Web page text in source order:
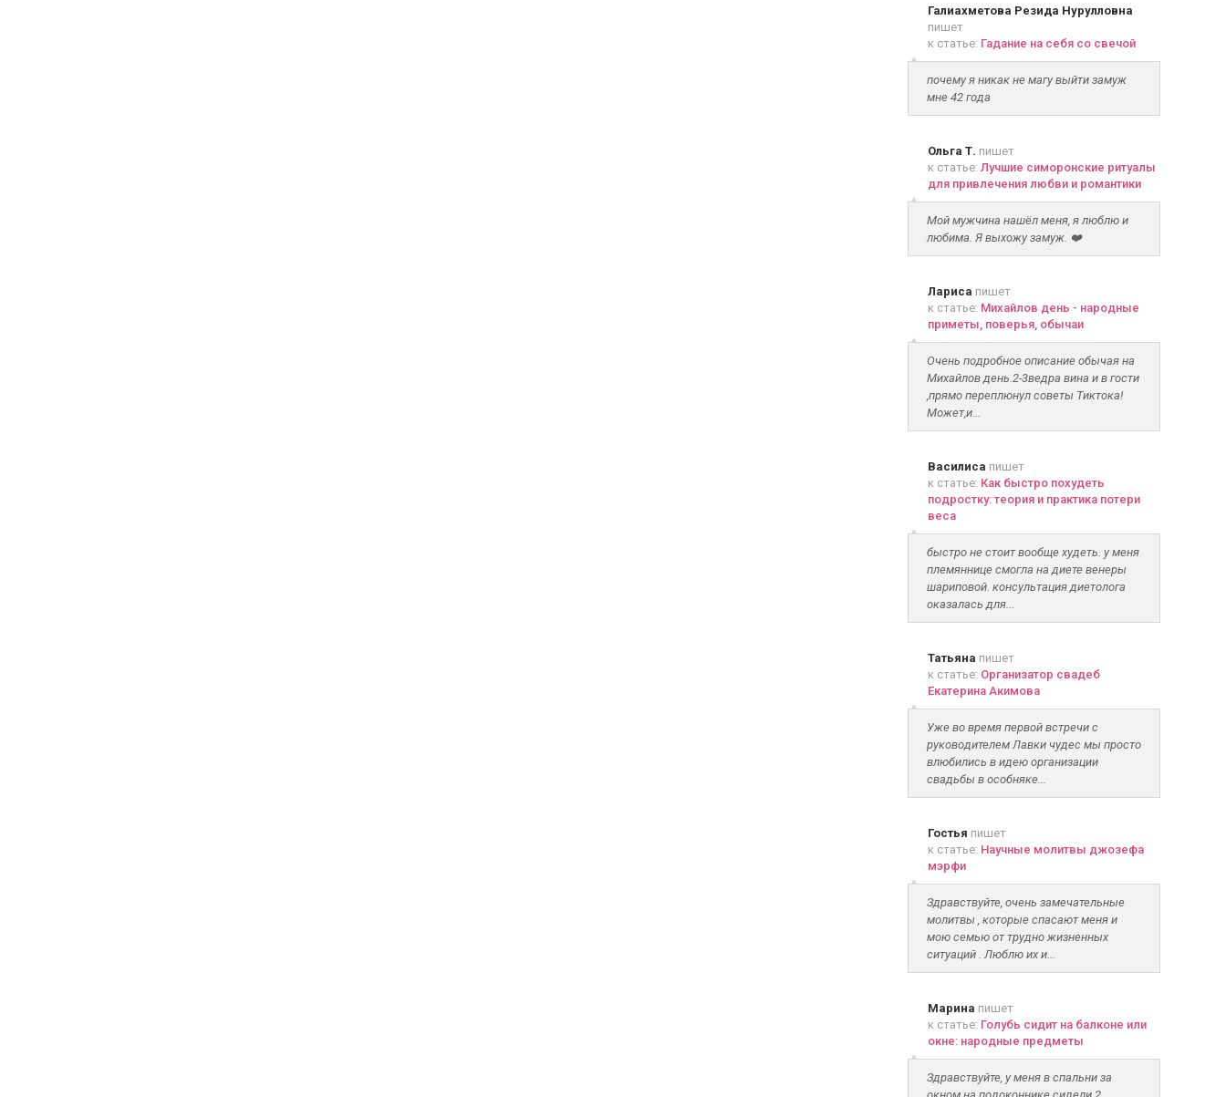
Галиахметова Резида Нурулловна
пишет
к статье: Гадание на себя со свечой
почему я никак не магу выйти замуж
мне 42 года
Ольга Т. пишет
к статье: Лучшие симоронские ритуалы
для привлечения любви и романтики
Мой мужчина нашёл меня, я люблю и
любима. Я выхожу замуж. ❤️
Лариса пишет
к статье: Михайлов день - народные
приметы, поверья, обычаи
Очень подробное описание обычая на
Михайлов день.2-3ведра вина и в гости
,прямо переплюнул советы Тиктока!
Может,и...
Василиса пишет
к статье: Как быстро похудеть
подростку: теория и практика потери
веса
быстро не стоит вообще худеть. у меня
племяннице смогла на диете венеры
шариповой. консультация диетолога
оказалась для...
Татьяна пишет
к статье: Организатор свадеб
Екатерина Акимова
Уже во время первой встречи с
руководителем Лавки чудес мы просто
влюбились в идею организации
свадьбы в особняке...
Гостья пишет
к статье: Научные молитвы джозефа
мэрфи
Здравствуйте, очень замечательные
молитвы , которые спасают меня и
мою семью от трудно жизненных
ситуаций . Люблю их и...
Марина пишет
к статье: Голубь сидит на балконе или
окне: народные предметы
Здравствуйте, у меня в спальни за